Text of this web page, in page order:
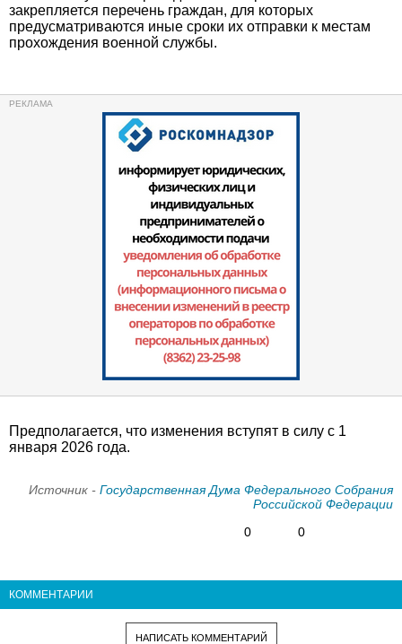
закрепляется перечень граждан, для которых
предусматриваются иные сроки их отправки к местам
прохождения военной службы.
Предполагается, что изменения вступят в силу с 1
января 2026 года.
Источник - Государственная Дума Федерального Собрания
Российской Федерации
0
0
КОММЕНТАРИИ
НАПИСАТЬ КОММЕНТАРИЙ